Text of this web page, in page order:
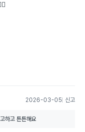
2026-03-05 신고
하고 튼튼해요